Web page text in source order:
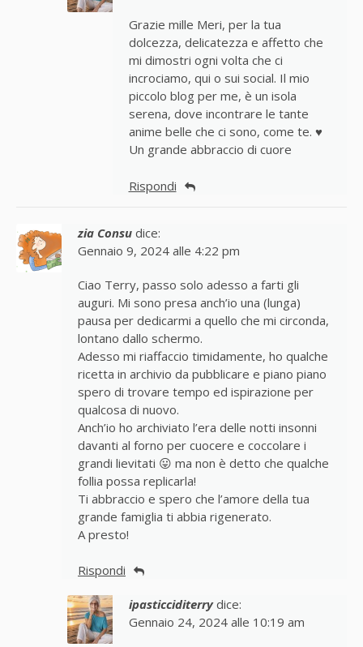
Grazie mille Meri, per la tua
dolcezza, delicatezza e affetto che
mi dimostri ogni volta che ci
incrociamo, qui o sui social. Il mio
piccolo blog per me, è un isola
serena, dove incontrare le tante
anime belle che ci sono, come te. ♥
Un grande abbraccio di cuore
Rispondi
zia Consu dice:
Gennaio 9, 2024 alle 4:22 pm
Ciao Terry, passo solo adesso a farti gli
auguri. Mi sono presa anch’io una (lunga)
pausa per dedicarmi a quello che mi circonda,
lontano dallo schermo.
Adesso mi riaffaccio timidamente, ho qualche
ricetta in archivio da pubblicare e piano piano
spero di trovare tempo ed ispirazione per
qualcosa di nuovo.
Anch’io ho archiviato l’era delle notti insonni
davanti al forno per cuocere e coccolare i
grandi lievitati 😛 ma non è detto che qualche
follia possa replicarla!
Ti abbraccio e spero che l’amore della tua
grande famiglia ti abbia rigenerato.
A presto!
Rispondi
ipasticciditerry dice:
Gennaio 24, 2024 alle 10:19 am